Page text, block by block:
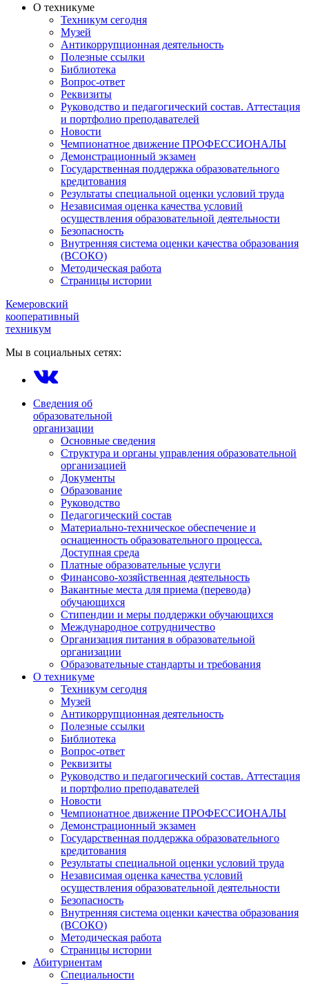
О техникуме
Техникум сегодня
Музей
Антикоррупционная деятельность
Полезные ссылки
Библиотека
Вопрос-ответ
Реквизиты
Руководство и педагогический состав. Аттестация
и портфолио преподавателей
Новости
Чемпионатное движение ПРОФЕССИОНАЛЫ
Демонстрационный экзамен
Государственная поддержка образовательного
кредитования
Результаты специальной оценки условий труда
Независимая оценка качества условий
осуществления образовательной деятельности
Безопасность
Внутренняя система оценки качества образования
(ВСОКО)
Методическая работа
Страницы истории
Кемеровский
кооперативный
техникум
Мы в социальных сетях:
Сведения об
образовательной
организации
Основные сведения
Структура и органы управления образовательной
организацией
Документы
Образование
Руководство
Педагогический состав
Материально-техническое обеспечение и
оснащенность образовательного процесса.
Доступная среда
Платные образовательные услуги
Финансово-хозяйственная деятельность
Вакантные места для приема (перевода)
обучающихся
Стипендии и меры поддержки обучающихся
Международное сотрудничество
Организация питания в образовательной
организации
Образовательные стандарты и требования
О техникуме
Техникум сегодня
Музей
Антикоррупционная деятельность
Полезные ссылки
Библиотека
Вопрос-ответ
Реквизиты
Руководство и педагогический состав. Аттестация
и портфолио преподавателей
Новости
Чемпионатное движение ПРОФЕССИОНАЛЫ
Демонстрационный экзамен
Государственная поддержка образовательного
кредитования
Результаты специальной оценки условий труда
Независимая оценка качества условий
осуществления образовательной деятельности
Безопасность
Внутренняя система оценки качества образования
(ВСОКО)
Методическая работа
Страницы истории
Абитуриентам
Специальности